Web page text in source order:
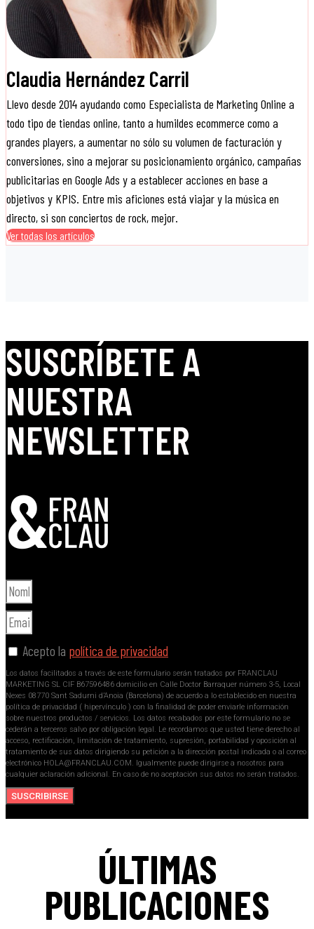
Claudia Hernández Carril
Llevo desde 2014 ayudando como Especialista de Marketing Online a
todo tipo de tiendas online, tanto a humildes ecommerce como a
grandes players, a aumentar no sólo su volumen de facturación y
conversiones, sino a mejorar su posicionamiento orgánico, campañas
publicitarias en Google Ads y a establecer acciones en base a
objetivos y KPIS. Entre mis aficiones está viajar y la música en
directo, si son conciertos de rock, mejor.
Ver todas los artículos
SUSCRÍBETE A
NUESTRA
NEWSLETTER
Acepto la política de privacidad
Los datos facilitados a través de este formulario serán tratados por FRANCLAU
MARKETING SL CIF B67596486 domicilio en Calle Doctor Barraquer número 3-5, Local
Nexes 08770 Sant Sadurni d’Anoia (Barcelona) de acuerdo a lo establecido en nuestra
política de privacidad ( hipervínculo ) con la finalidad de poder enviarle información
sobre nuestros productos / servicios. Los datos recabados por este formulario no se
cederán a terceros salvo por obligación legal. Le recordamos que usted tiene derecho al
acceso, rectificación, limitación de tratamiento, supresión, portabilidad y oposición al
tratamiento de sus datos dirigiendo su petición a la dirección postal indicada o al correo
electrónico HOLA@FRANCLAU.COM. Igualmente puede dirigirse a nosotros para
cualquier aclaración adicional. En caso de no aceptación sus datos no serán tratados.
SUSCRIBIRSE
ÚLTIMAS
PUBLICACIONES